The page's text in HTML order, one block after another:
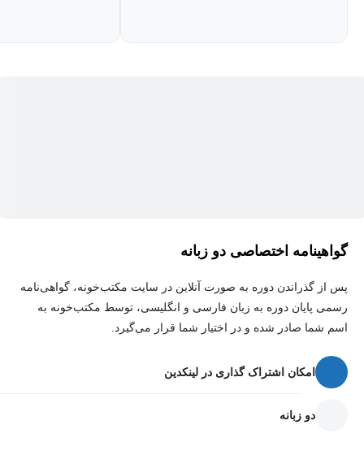
گواهینامه اختصاصی دو زبانه
پس از گذراندن دوره به صورت آنلاین در سایت مکتب‌خونه، گواهی‌نامه
رسمی پایان دوره به زبان فارسی و انگلیسی، توسط مکتب‌خونه به
اسم شما صادر شده و در اختیار شما قرار می‌گیرد.
امکان اشتراک گذاری در لینکدین
دو زبانه